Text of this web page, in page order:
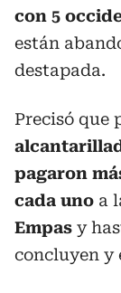
con 5
están
destapada.
Precisó que
pagaron
cada uno a
Empas y
concluyen y